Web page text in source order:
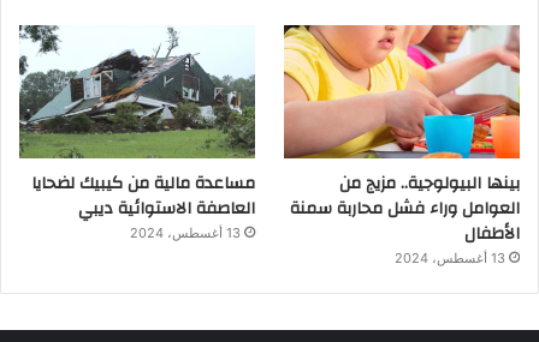
بينها البيولوجية.. مزيج من
العوامل وراء فشل محاربة سمنة
الأطفال
13 أغسطس، 2024
مساعدة مالية من كيبيك لضحايا
العاصفة الاستوائية ديبي
13 أغسطس، 2024